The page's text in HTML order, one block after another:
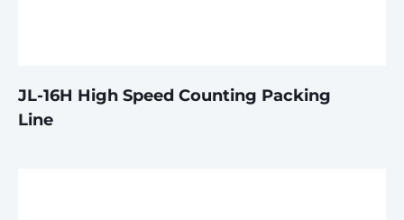
JL-16H High Speed ​​Counting Packing
Line